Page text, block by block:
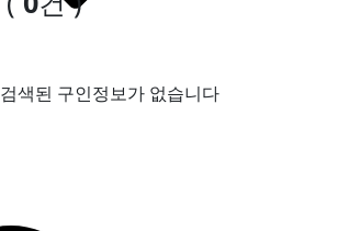
검색된 구인정보가 없습니다